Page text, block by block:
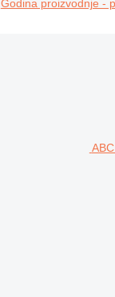
Godina proizvodnje -